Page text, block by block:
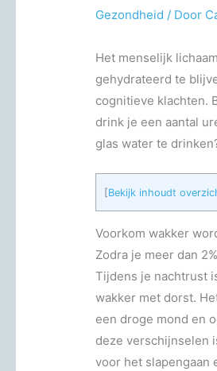
Gezondheid / Door
Het menselijk
gehydrateerd te
cognitieve klachten.
drink je een aantal
glas water te
[Bekijk inhoudt
Voorkom wakker
Zodra je meer dan
Tijdens je nachtrust
wakker met dorst.
een droge mond en
deze verschijnselen
voor het slapengaan